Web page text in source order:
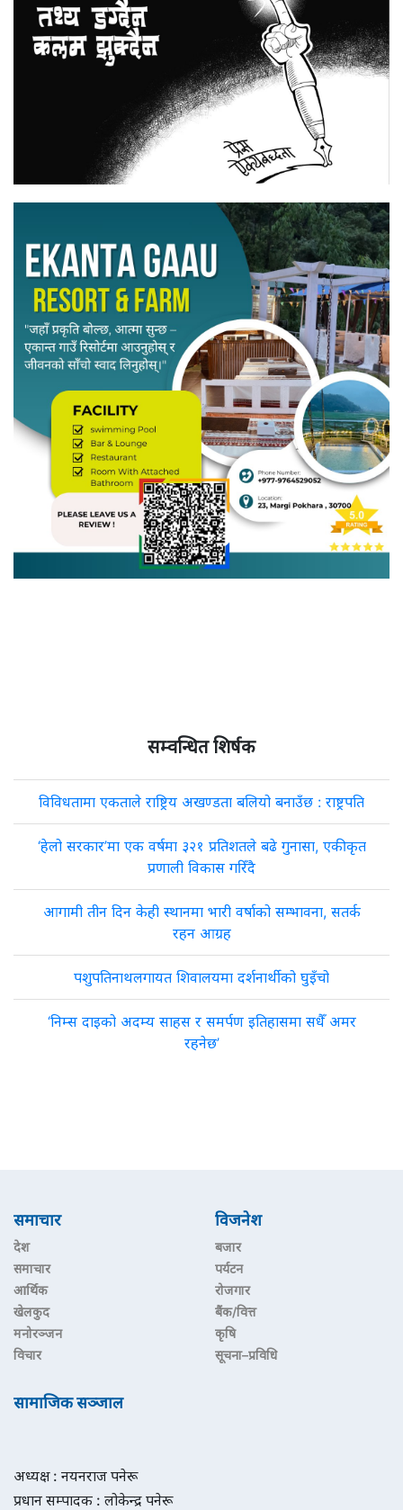
सम्वन्धित शिर्षक
विविधतामा एकताले राष्ट्रिय अखण्डता बलियो बनाउँछ : राष्ट्रपति
‘हेलो सरकार’मा एक वर्षमा ३२१ प्रतिशतले बढे गुनासा, एकीकृत
प्रणाली विकास गरिँदै
आगामी तीन दिन केही स्थानमा भारी वर्षाको सम्भावना, सतर्क
रहन आग्रह
पशुपतिनाथलगायत शिवालयमा दर्शनार्थीको घुइँचो
‘निम्स दाइको अदम्य साहस र समर्पण इतिहासमा सधैँ अमर
रहनेछ’
समाचार
देश
समाचार
आर्थिक
खेलकुद
मनोरञ्जन
विचार
विजनेश
बजार
पर्यटन
रोजगार
बैंक/वित्त
कृषि
सूचना–प्रविधि
सामाजिक सञ्जाल
अध्यक्ष : नयनराज पनेरू
प्रधान सम्पादक : लोकेन्द्र पनेरू